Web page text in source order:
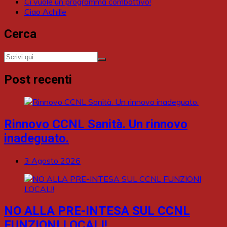
Ciao Achille
Cerca
Post recenti
Rinnovo CCNL Sanità. Un rinnovo
inadeguato.
3 Agosto 2026
NO ALLA PRE-INTESA SUL CCNL